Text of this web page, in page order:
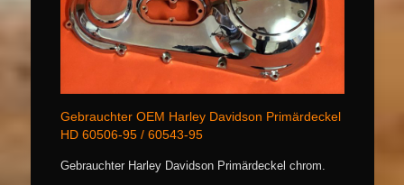
Gebrauchter OEM Harley Davidson Primärdeckel
HD 60506-95 / 60543-95
Gebrauchter Harley Davidson Primärdeckel chrom.